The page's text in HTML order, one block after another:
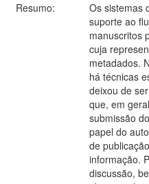
Resumo:
Os sistemas
suporte ao
manuscritos
cuja
metadados.
há técnicas
deixou de
que, em
submissão
papel do
de
informação.
discussão,